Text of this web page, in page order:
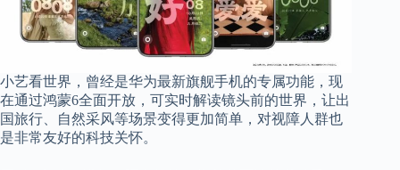
小艺看世界，曾经是华为最新旗舰手机的专属功能，现
在通过鸿蒙6全面开放，可实时解读镜头前的世界，让出
国旅行、自然采风等场景变得更加简单，对视障人群也
是非常友好的科技关怀。